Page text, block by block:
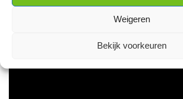
Weigeren
Bekijk voorkeuren
Videospeler